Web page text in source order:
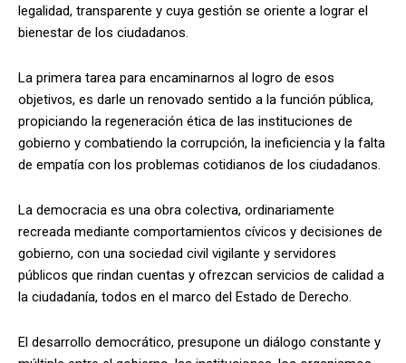
legalidad, transparente y cuya gestión se oriente a lograr el
bienestar de los ciudadanos.
La primera tarea para encaminarnos al logro de esos
objetivos, es darle un renovado sentido a la función pública,
propiciando la regeneración ética de las instituciones de
gobierno y combatiendo la corrupción, la ineficiencia y la falta
de empatía con los problemas cotidianos de los ciudadanos.
La democracia es una obra colectiva, ordinariamente
recreada mediante comportamientos cívicos y decisiones de
gobierno, con una sociedad civil vigilante y servidores
públicos que rindan cuentas y ofrezcan servicios de calidad a
la ciudadanía, todos en el marco del Estado de Derecho.
El desarrollo democrático, presupone un diálogo constante y